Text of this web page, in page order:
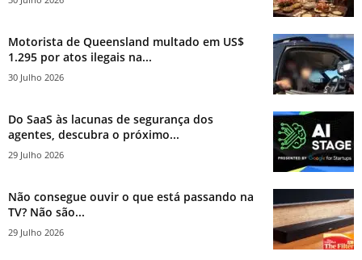
Motorista de Queensland multado em US$
1.295 por atos ilegais na...
30 Julho 2026
Do SaaS às lacunas de segurança dos
agentes, descubra o próximo...
29 Julho 2026
Não consegue ouvir o que está passando na
TV? Não são...
29 Julho 2026